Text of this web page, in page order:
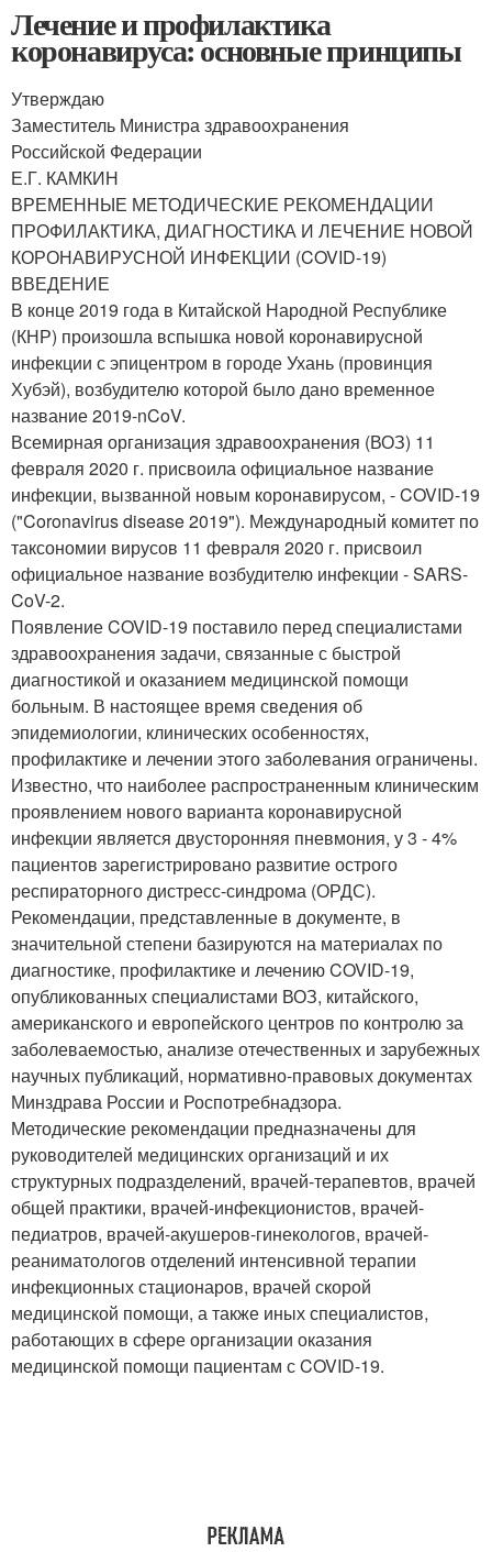
Лечение и профилактика
коронавируса: основные принципы
Утверждаю
Заместитель Министра здравоохранения
Российской Федерации
Е.Г. КАМКИН
ВРЕМЕННЫЕ МЕТОДИЧЕСКИЕ РЕКОМЕНДАЦИИ
ПРОФИЛАКТИКА, ДИАГНОСТИКА И ЛЕЧЕНИЕ НОВОЙ
КОРОНАВИРУСНОЙ ИНФЕКЦИИ (COVID-19)
ВВЕДЕНИЕ
В конце 2019 года в Китайской Народной Республике
(КНР) произошла вспышка новой коронавирусной
инфекции с эпицентром в городе Ухань (провинция
Хубэй), возбудителю которой было дано временное
название 2019-nCoV.
Всемирная организация здравоохранения (ВОЗ) 11
февраля 2020 г. присвоила официальное название
инфекции, вызванной новым коронавирусом, - COVID-19
("Coronavirus disease 2019"). Международный комитет по
таксономии вирусов 11 февраля 2020 г. присвоил
официальное название возбудителю инфекции - SARS-
CoV-2.
Появление COVID-19 поставило перед специалистами
здравоохранения задачи, связанные с быстрой
диагностикой и оказанием медицинской помощи
больным. В настоящее время сведения об
эпидемиологии, клинических особенностях,
профилактике и лечении этого заболевания ограничены.
Известно, что наиболее распространенным клиническим
проявлением нового варианта коронавирусной
инфекции является двусторонняя пневмония, у 3 - 4%
пациентов зарегистрировано развитие острого
респираторного дистресс-синдрома (ОРДС).
Рекомендации, представленные в документе, в
значительной степени базируются на материалах по
диагностике, профилактике и лечению COVID-19,
опубликованных специалистами ВОЗ, китайского,
американского и европейского центров по контролю за
заболеваемостью, анализе отечественных и зарубежных
научных публикаций, нормативно-правовых документах
Минздрава России и Роспотребнадзора.
Методические рекомендации предназначены для
руководителей медицинских организаций и их
структурных подразделений, врачей-терапевтов, врачей
общей практики, врачей-инфекционистов, врачей-
педиатров, врачей-акушеров-гинекологов, врачей-
реаниматологов отделений интенсивной терапии
инфекционных стационаров, врачей скорой
медицинской помощи, а также иных специалистов,
работающих в сфере организации оказания
медицинской помощи пациентам с COVID-19.